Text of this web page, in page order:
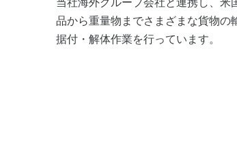
当社海外グループ会社と連携し、米
品から重量物までさまざまな貨物の
据付・解体作業を行っています。